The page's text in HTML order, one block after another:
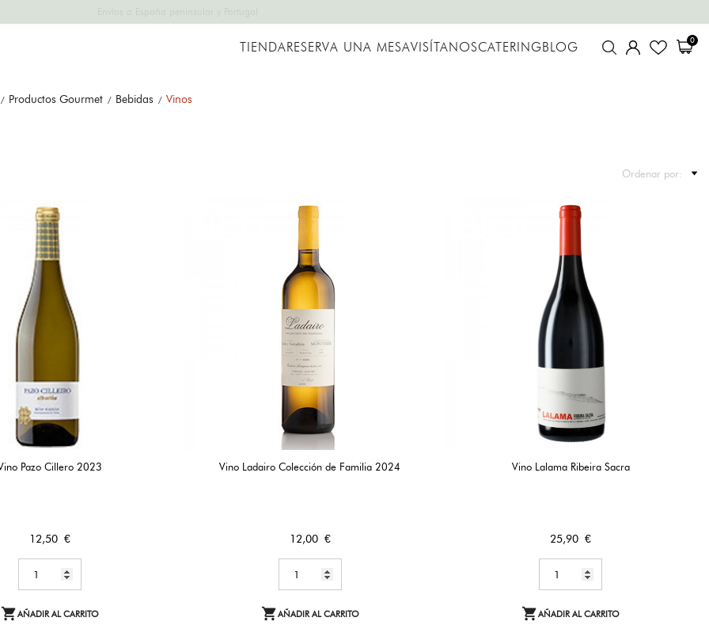
0
TIENDARESERVA UNA MESAVISÍTANOSCATERINGBLOG
Productos Gourmet Bebidas Vinos
Ordenar por:
Pazo Cillero 2023
Precio
12,50 €
AÑADIR AL CARRITO
Vino Ladairo Colección de Familia 2024
Precio
12,00 €
AÑADIR AL CARRITO
Vino Lalama Ribeira Sacra
Precio
25,90 €
AÑADIR AL CARRITO